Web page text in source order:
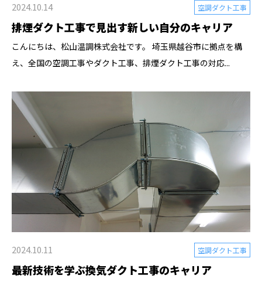
2024.10.14 空調ダクト工事
排煙ダクト工事で見出す新しい自分のキャリア
こんにちは、松山温調株式会社です。 埼玉県越谷市に拠点を構
え、全国の空調工事やダクト工事、排煙ダクト工事の対応...
2024.10.11 空調ダクト工事
最新技術を学ぶ換気ダクト工事のキャリア